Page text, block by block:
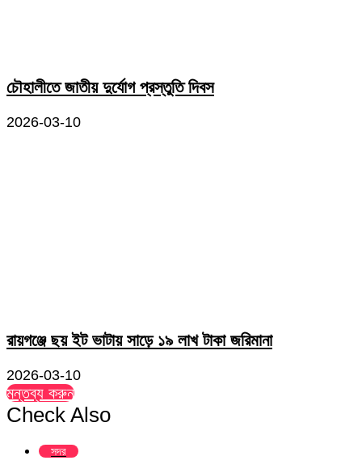
চৌহালীতে জাতীয় দুর্যোগ প্রস্তুতি দিবস
2026-03-10
রায়গঞ্জে ছয় ইট ভাটায় সাড়ে ১৯ লাখ টাকা জরিমানা
2026-03-10
মন্তব্য করুন
Check Also
সদর